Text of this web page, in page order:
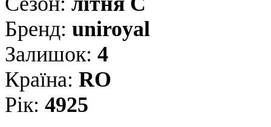
Бренд: uniroyal
Залишок: 4
Країна: RO
Рік: 4925